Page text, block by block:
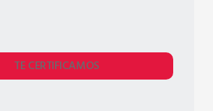
TE CERTIFICAMOS